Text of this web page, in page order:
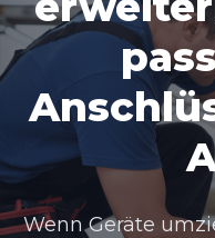
Wenn Geräte